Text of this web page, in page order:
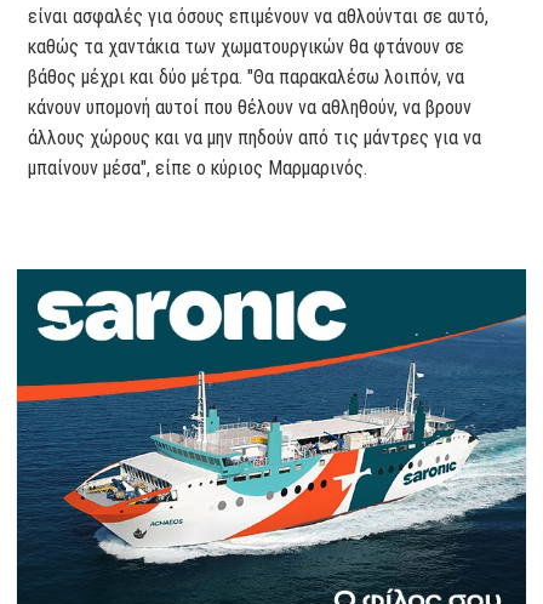
είναι ασφαλές για όσους επιμένουν να αθλούνται σε αυτό,
καθώς τα χαντάκια των χωματουργικών θα φτάνουν σε
βάθος μέχρι και δύο μέτρα. "Θα παρακαλέσω λοιπόν, να
κάνουν υπομονή αυτοί που θέλουν να αθληθούν, να βρουν
άλλους χώρους και να μην πηδούν από τις μάντρες για να
μπαίνουν μέσα", είπε ο κύριος Μαρμαρινός.